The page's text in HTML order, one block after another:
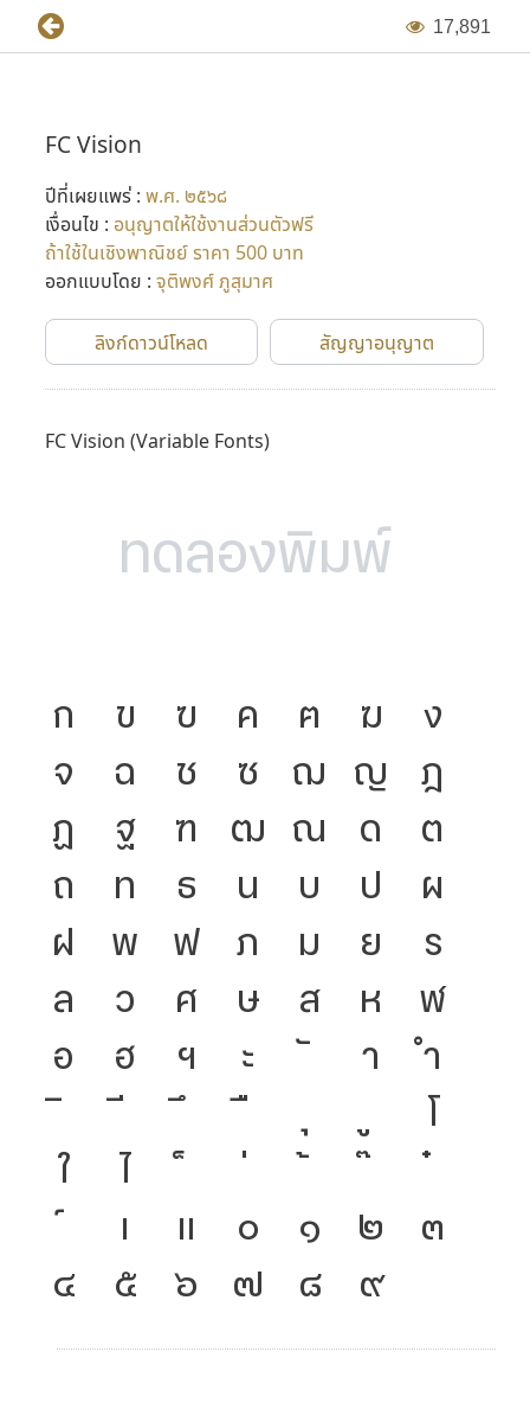
17,891
FC Vision
ปีที่เผยแพร่ : พ.ศ. ๒๕๖๘
เงื่อนไข : อนุญาตให้ใช้งานส่วนตัวฟรี
ถ้าใช้ในเชิงพาณิชย์ ราคา 500 บาท
ออกแบบโดย : จุติพงศ์ ภูสุมาศ
ลิงก์ดาวน์โหลด สัญญาอนุญาต
FC Vision (Variable Fonts)
ก ข ฃ ค ฅ ฆ
ง
จ
ฉ ช ซ ฌ ญ
ฎ
ฏ
ฐ ฑ ฒ ณ ด
ต
ถ
ท ธ น บ ป
ผ
ฝ
พ ฟ ภ ม ย
ร
ล
ว ศ ษ ส ห
ฬ
อ
ฮ ฯ ะ า
ำ
โ
ใ
ไ
เ
แ ๐ ๑ ๒
๓
๔
๕ ๖ ๗ ๘ ๙